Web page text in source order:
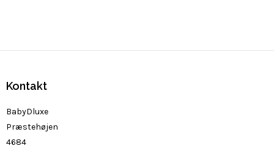
Kontakt
BabyDluxe
Præstehøjen
4684